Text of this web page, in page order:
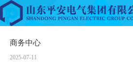
商务中心
2025-07-11